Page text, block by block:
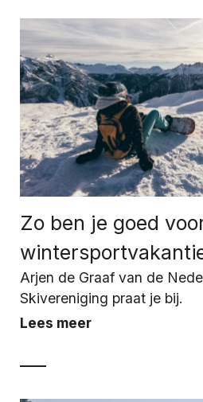
Zo ben je goed
Arjen de Graaf van de
Skivereniging praat je bij.
Lees meer